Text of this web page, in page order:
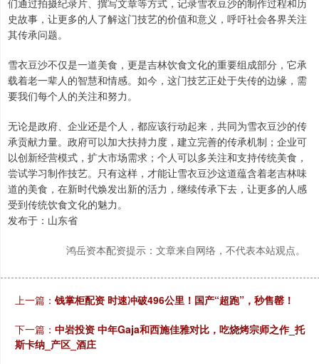
们通过拍摄纪录片、撰写文章等方式，记录雪衣豆沙的制作过程和历
史故事，让更多的人了解这门技艺的价值和意义，呼吁社会各界关注
其传承问题。
雪衣豆沙不仅是一道美食，更是吉林饮食文化的重要组成部分，它承
载着老一辈人的智慧和情感。如今，这门技艺正处于失传的边缘，需
要我们每个人的关注和努力。
无论是政府、企业还是个人，都应该行动起来，共同为雪衣豆沙的传
承贡献力量。政府可以加大扶持力度，建立完善的传承机制；企业可
以创新经营模式，扩大市场需求；个人可以多关注和支持传统美食，
尝试学习制作技艺。只有这样，才能让雪衣豆沙这道蕴含着老吉林味
道的美食，在新时代焕发出新的活力，继续传承下去，让更多的人感
受到传统饮食文化的魅力。
发布于：山东省
鸿岳资本配资提示：文章来自网络，不代表本站观点。
上一篇： 钱掌柜配资 时速冲破496公里！国产“超跑”，秒售罄！
下一篇： 中岩投资 中年Gaja和西施佳雅对比，吃烧烤宗师之作_托
斯卡纳_产区_酒庄